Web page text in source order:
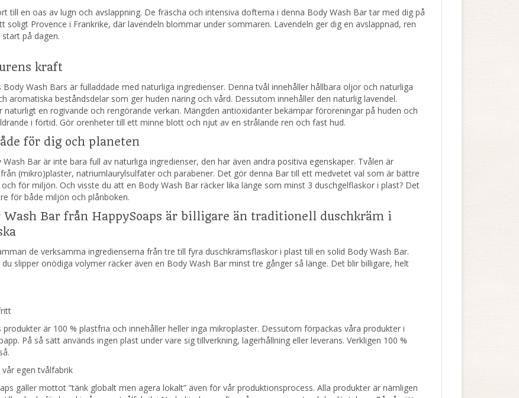
till en oas av lugn och avslappning. De fräscha och intensiva dofterna i denna Body Wash Bar tar med dig på
soligt Provence i Frankrike, där lavendeln blommar under sommaren. Lavendeln ger dig en avslappnad, ren
på dagen.
kraft
Body Wash Bars är fulladdade med naturliga ingredienser. Denna tvål innehåller hållbara oljor och naturliga
aromatiska beståndsdelar som ger huden näring och vård. Dessutom innehåller den naturlig lavendel.
naturligt en rogivande och rengörande verkan. Mängden antioxidanter bekämpar föroreningar på huden och
i förtid. Gör orenheter till ett minne blott och njut av en strålande ren och fast hud.
för dig och planeten
Wash Bar är inte bara full av naturliga ingredienser, den har även andra positiva egenskaper. Tvålen är
(mikro)plaster, natriumlaurylsulfater och parabener. Det gör denna Bar till ett medvetet val som är bättre
för miljön. Och visste du att en Body Wash Bar räcker lika länge som minst 3 duschgelflaskor i plast? Det
för både miljön och plånboken.
Wash Bar från HappySoaps är billigare än traditionell duschkräm i
de verksamma ingredienserna från tre till fyra duschkrämsflaskor i plast till en solid Body Wash Bar.
slipper onödiga volymer räcker även en Body Wash Bar minst tre gånger så länge. Det blir billigare, helt
produkter är 100 % plastfria och innehåller heller inga mikroplaster. Dessutom förpackas våra produkter i
På så sätt används ingen plast under vare sig tillverkning, lagerhållning eller leverans. Verkligen 100 %
egen tvålfabrik
gäller mottot ”tänk globalt men agera lokalt” även för vår produktionsprocess. Alla produkter är nämligen